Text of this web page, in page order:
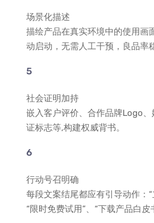
场景化描述
描绘产品在真实环境中的使用画
动启动，无需人工干预，良品率
社会证明加持
嵌入客户评价、合作品牌Logo
证标志等,构建权威背书。
行动号召明确
每段文案结尾都应有引导动作：“
“限时免费试用”、“下载产品白皮